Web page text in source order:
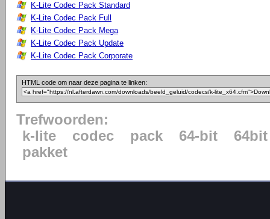
K-Lite Codec Pack Standard
K-Lite Codec Pack Full
K-Lite Codec Pack Mega
K-Lite Codec Pack Update
K-Lite Codec Pack Corporate
HTML code om naar deze pagina te linken:
Trefwoorden:
k-lite
codec pack 64-bit
64bit
pakket